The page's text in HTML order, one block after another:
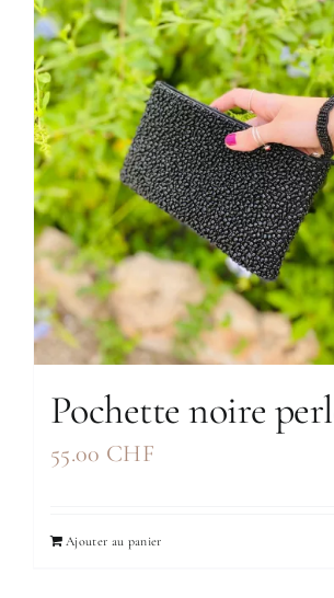
Pochette noire
55.00 CHF
Ajouter au panier